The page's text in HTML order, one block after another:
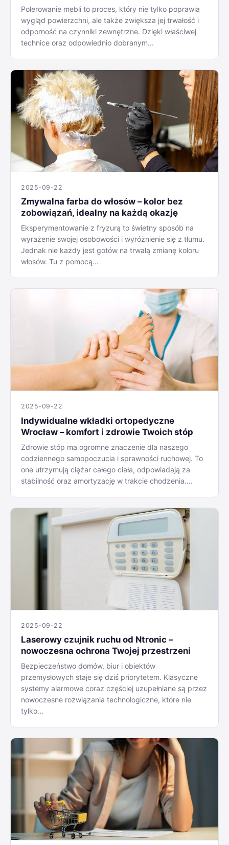
Polerowanie mebli to proces, który nie tylko poprawia
wygląd powierzchni, ale także zwiększa jej trwałość i
odporność na czynniki zewnętrzne. Dzięki właściwej
technice oraz odpowiednio dobranym...
2025-09-22
Zmywalna farba do włosów – kolor bez
zobowiązań, idealny na każdą okazję
Eksperymentowanie z fryzurą to świetny sposób na
wyrażenie swojej osobowości i wyróżnienie się z tłumu.
Jednak nie każdy jest gotów na trwałą zmianę koloru
włosów. Tu z pomocą...
2025-09-22
Indywidualne wkładki ortopedyczne
Wrocław – komfort i zdrowie Twoich stóp
Zdrowie stóp ma ogromne znaczenie dla naszego
codziennego samopoczucia i sprawności ruchowej. To
one utrzymują ciężar całego ciała, odpowiadają za
stabilność oraz amortyzację w trakcie chodzenia....
2025-09-22
Laserowy czujnik ruchu od Ntronic –
nowoczesna ochrona Twojej przestrzeni
Bezpieczeństwo domów, biur i obiektów
przemysłowych staje się dziś priorytetem. Klasyczne
systemy alarmowe coraz częściej uzupełniane są przez
nowoczesne rozwiązania technologiczne, które nie
tylko...